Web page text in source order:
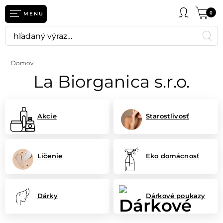
MENU 0
Domov
La Biorganica s.r.o.
Akcie Starostlivosť
Líčenie Eko domácnosť
Dárky Dárkové poukazy